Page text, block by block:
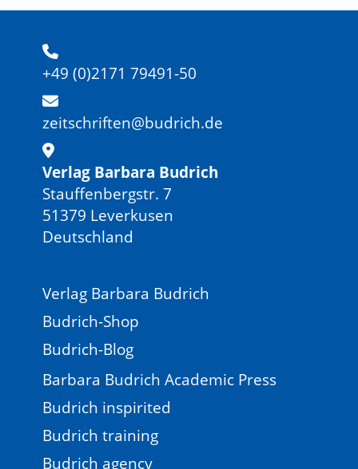
+49 (0)2171 79491-50
zeitschriften@budrich.de
Verlag Barbara Budrich
Stauffenbergstr. 7
51379 Leverkusen
Deutschland
Verlag Barbara Budrich
Budrich-Shop
Budrich-Blog
Barbara Budrich Academic Press
Budrich inspirited
Budrich training
Budrich agency